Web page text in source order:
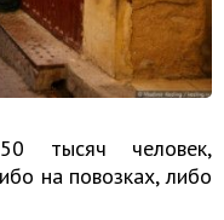
тысяч человек,
на повозках, либо